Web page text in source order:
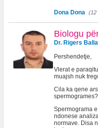
Dona Dona (12
Biologu
Dr. Rigers Balla
Pershendetje,
Vlerat e
muajsh nuk
Cila ka qene
spermogrames?
Spermograma
ndonese
normave. Disa